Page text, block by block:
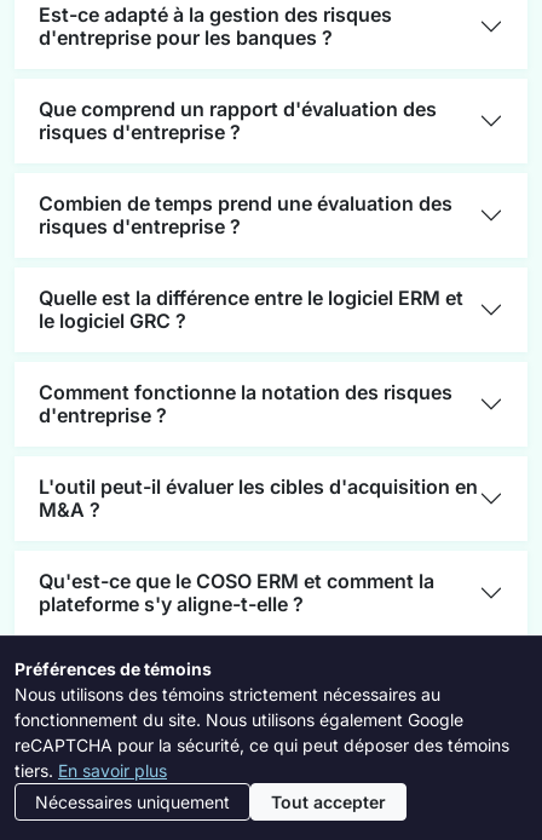
Est-ce adapté à la gestion des risques
d'entreprise pour les banques ?
Que comprend un rapport d'évaluation des
risques d'entreprise ?
Combien de temps prend une évaluation des
risques d'entreprise ?
Quelle est la différence entre le logiciel ERM et
le logiciel GRC ?
Comment fonctionne la notation des risques
d'entreprise ?
L'outil peut-il évaluer les cibles d'acquisition en
M&A ?
Qu'est-ce que le COSO ERM et comment la
plateforme s'y aligne-t-elle ?
Comment la plateforme gère-t-elle l'évaluation
des risques de cybersécurité ?
Est-ce adapté aux examens périodiques des
risques d'entreprise ?
Préférences de témoins
Nous utilisons des témoins strictement nécessaires au
fonctionnement du site. Nous utilisons également Google
reCAPTCHA pour la sécurité, ce qui peut déposer des témoins
tiers. En savoir plus
Nécessaires uniquement
Tout accepter